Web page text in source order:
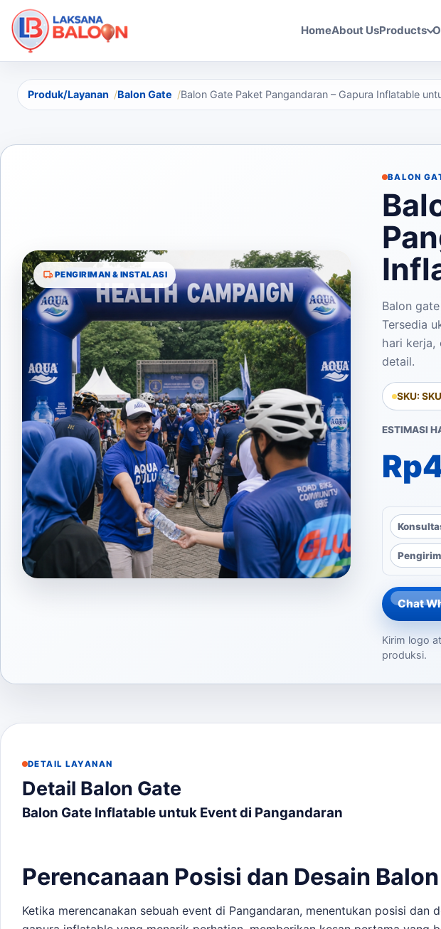
HomeAbout UsProducts
Produk/Layanan Balon Gate Balon Gate Paket Pangandaran – Gapura Inflatable
PENGIRIMAN & INSTALASI
BALON
Balon
Tersedia
hari kerja,
detail.
SKU:
ESTIMASI
Rp
Chat
Kirim logo
produksi.
DETAIL LAYANAN
Detail Balon Gate
Balon Gate Inflatable untuk Event di Pangandaran
Perencanaan Posisi dan Desain
Ketika merencanakan sebuah event di Pangandaran, menentukan posisi